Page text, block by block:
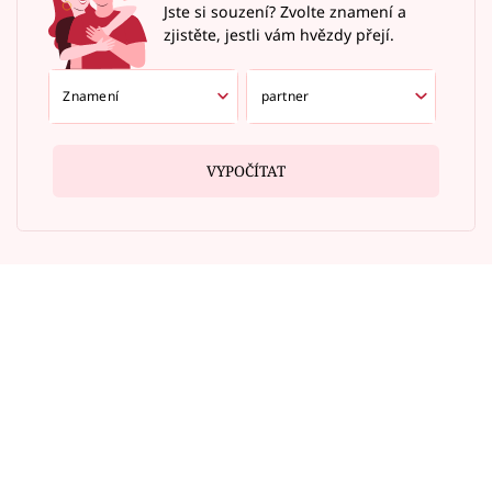
Jste si souzení? Zvolte znamení a
zjistěte, jestli vám hvězdy přejí.
VYPOČÍTAT